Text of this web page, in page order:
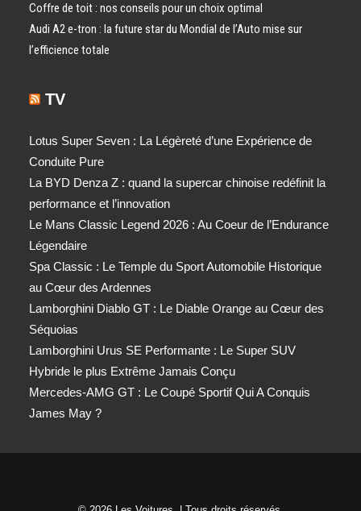
Coffre de toit : nos conseils pour un choix optimal
Audi A2 e-tron : la future star du Mondial de l’Auto mise sur
l’efficience totale
TV
Lotus Super Seven : La Légèreté d’une Expérience de
Conduite Pure
La BYD Denza Z : quand la supercar chinoise redéfinit la
performance et l’innovation
Le Mans Classic Legend 2026 : Au Coeur de l’Endurance
Légendaire
Spa Classic : Le Temple du Sport Automobile Historique
au Cœur des Ardennes
Lamborghini Diablo GT : Le Diable Orange au Cœur des
Séquoias
Lamborghini Urus SE Performante : Le Super SUV
Hybride le plus Extrême Jamais Conçu
Mercedes-AMG GT : Le Coupé Sportif Qui A Conquis
James May ?